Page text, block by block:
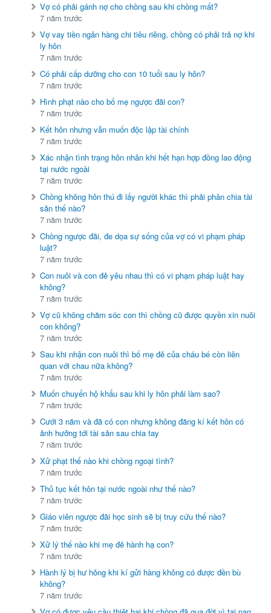
Vợ có phải gánh nợ cho chồng sau khi chồng mất?
7 năm trước
Vợ vay tiền ngân hàng chi tiêu riêng, chồng có phải trả nợ khi
ly hôn
7 năm trước
Có phải cấp dưỡng cho con 10 tuổi sau ly hôn?
7 năm trước
Hình phạt nào cho bố mẹ ngược đãi con?
7 năm trước
Kết hôn nhưng vẫn muốn độc lập tài chính
7 năm trước
Xác nhận tình trạng hôn nhân khi hết hạn hợp đồng lao động
tại nước ngoài
7 năm trước
Chồng không hôn thú đi lấy người khác thì phải phân chia tài
sản thế nào?
7 năm trước
Chồng ngược đãi, đe dọa sự sống của vợ có vi phạm pháp
luật?
7 năm trước
Con nuôi và con đẻ yêu nhau thì có vi phạm pháp luật hay
không?
7 năm trước
Vợ cũ không chăm sóc con thì chồng cũ được quyền xin nuôi
con không?
7 năm trước
Sau khi nhận con nuôi thì bố mẹ đẻ của cháu bé còn liên
quan với chau nữa không?
7 năm trước
Muốn chuyển hộ khẩu sau khi ly hôn phải làm sao?
7 năm trước
Cưới 3 năm và đã có con nhưng không đăng kí kết hôn có
ảnh hưởng tới tài sản sau chia tay
7 năm trước
Xử phạt thế nào khi chồng ngoại tình?
7 năm trước
Thủ tục kết hôn tại nước ngoài như thế nào?
7 năm trước
Giáo viên ngược đãi học sinh sẽ bị truy cứu thế nào?
7 năm trước
Xử lý thế nào khi mẹ đẻ hành hạ con?
7 năm trước
Hành lý bị hư hỏng khi kí gửi hàng không có được đền bù
không?
7 năm trước